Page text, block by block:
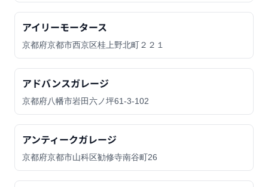
アイリーモータース
京都府京都市西京区桂上野北町２２１
アドバンスガレージ
京都府八幡市岩田六ノ坪61-3-102
アンティークガレージ
京都府京都市山科区勧修寺南谷町26